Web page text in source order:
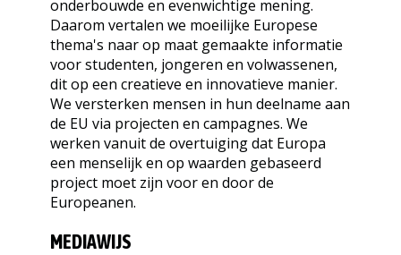
onderbouwde en evenwichtige mening.
Daarom vertalen we moeilijke Europese
thema's naar op maat gemaakte informatie
voor studenten, jongeren en volwassenen,
dit op een creatieve en innovatieve manier.
We versterken mensen in hun deelname aan
de EU via projecten en campagnes. We
werken vanuit de overtuiging dat Europa
een menselijk en op waarden gebaseerd
project moet zijn voor en door de
Europeanen.
MEDIAWIJS